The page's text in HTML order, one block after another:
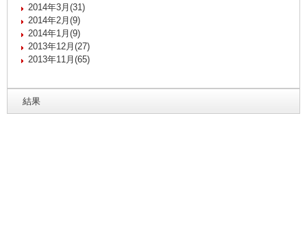
2014年3月(31)
2014年2月(9)
2014年1月(9)
2013年12月(27)
2013年11月(65)
結果